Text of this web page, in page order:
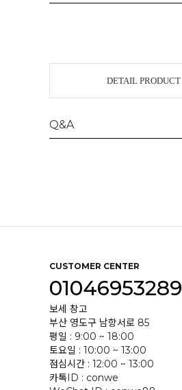
DETAIL PRODUCT
Q&A
CUSTOMER CENTER
01046953289
보세 창고
부산 영도구 남항서로 85
평일 : 9:00 ~ 18:00
토요일 : 10:00 ~ 13:00
점심시간 : 12:00 ~ 13:00
카톡ID : conwe